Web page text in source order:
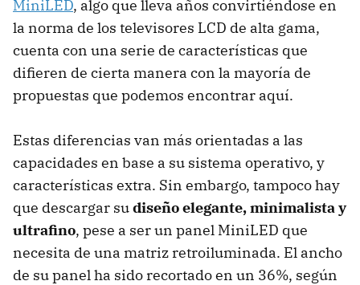
MiniLED, algo que lleva años convirtiéndose en
la norma de los televisores LCD de alta gama,
cuenta con una serie de características que
difieren de cierta manera con la mayoría de
propuestas que podemos encontrar aquí.
Estas diferencias van más orientadas a las
capacidades en base a su sistema operativo, y
características extra. Sin embargo, tampoco hay
que descargar sudiseño elegante, minimalista y
ultrafino, pese a ser un panel MiniLED que
necesita de una matriz retroiluminada. El ancho
de su panel ha sido recortado en un 36%, según